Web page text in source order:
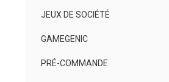
JEUX DE SOCIÉTÉ
GAMEGENIC
PRÉ-COMMANDE